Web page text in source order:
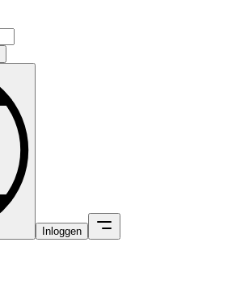
Inloggen